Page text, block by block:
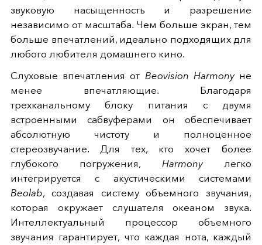
звуковую насыщенность и разрешение
независимо от масштаба. Чем больше экран, тем
больше впечатлений, идеально подходящих для
любого любителя домашнего кино.
Слуховые впечатления от Beovision Harmonyне
менее впечатляющие. Благодаря
трехканальному блоку питания с двумя
встроенными сабвуферами он обеспечивает
абсолютную чистоту и полноценное
стереозвучание. Для тех, кто хочет более
глубокого погружения, Harmonyлегко
интегрируется с акустическими системами
Beolab, создавая систему объемного звучания,
которая окружает слушателя океаном звука.
Интеллектуальный процессор объемного
звучания гарантирует, что каждая нота, каждый